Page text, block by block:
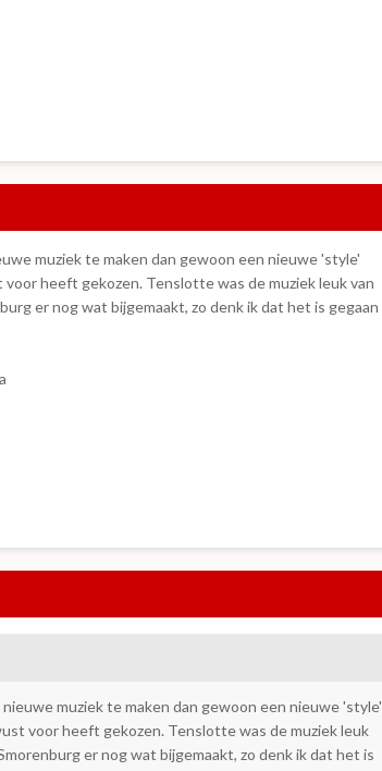
muziek te maken dan gewoon een nieuwe 'style'
heeft gekozen. Tenslotte was de muziek leuk van
er nog wat bijgemaakt, zo denk ik dat het is gegaan
muziek te maken dan gewoon een nieuwe 'style'
voor heeft gekozen. Tenslotte was de muziek leuk
er nog wat bijgemaakt, zo denk ik dat het is